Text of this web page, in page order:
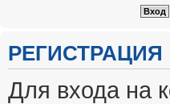
РЕГИСТРАЦИЯ
Для входа на